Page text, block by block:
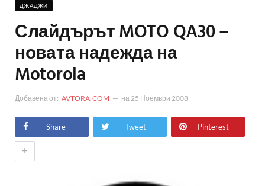
ДЖАДЖИ
Слайдърът MOTO QA30 –
новата надежда на
Motorola
Добавена от: AVTORA.COM на 25 Ноември 2008
Share Tweet Pinterest
+